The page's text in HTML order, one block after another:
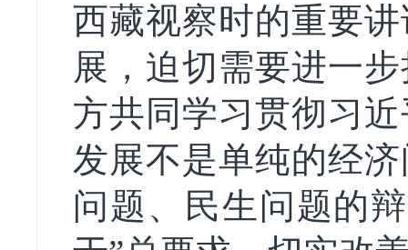
西藏视察时的重要
展，迫切需要进一
方共同学习贯彻习
发展不是单纯的经
问题、民生问题的